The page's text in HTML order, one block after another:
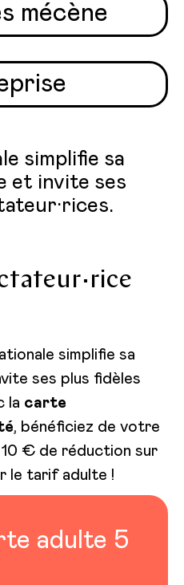
mécène
simplifie sa
et invite ses
simplifie sa
ses plus fidèles
la carte
, bénéficiez de votre
€ de réduction sur
le tarif adulte !
adulte 5